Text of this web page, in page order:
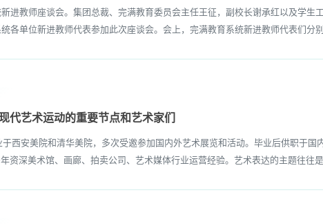
教师座谈会。集团总裁、完满教育委员会主任王征，副校长谢承红以及学生
各单位新进教师代表参加此次座谈会。会上，完满教育系统新进教师代表们分
代艺术运动的重要节点和艺术家们
安美院和清华美院，多次受邀参加国内外艺术展览和活动。毕业后供职于国
资深美术馆、画廊、拍卖公司、艺术媒体行业运营经验。艺术表达的主题往往